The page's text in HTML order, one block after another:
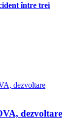
între trei
dezvoltare